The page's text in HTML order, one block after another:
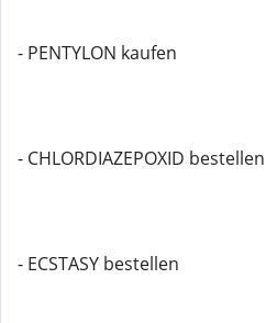
- PENTYLON kaufen
- CHLORDIAZEPOXID bestellen
- ECSTASY bestellen